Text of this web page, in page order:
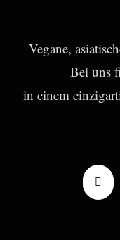
Vegane,
Bei uns
in einem